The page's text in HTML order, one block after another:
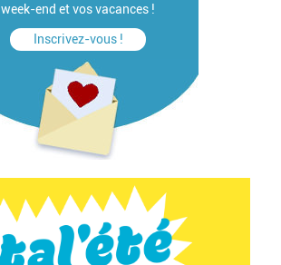
week-end et vos vacances !
Inscrivez-vous !